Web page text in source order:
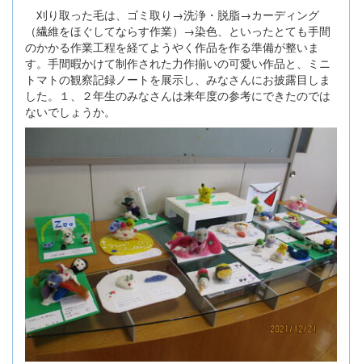
刈り取った毛は、ゴミ取り→洗浄・脱脂→カーディング
（繊維をほぐしてならす作業）→染色、といったとても手間
のかかる作業工程を経てようやく作品を作る準備が整いま
す。手間暇かけて制作された力作揃いの可愛い作品と、ミニ
トマトの観察記録ノートを展示し、みなさんにお披露目しま
した。１、２年生のみなさんは来年度の参考にできたのでは
ないでしょうか。